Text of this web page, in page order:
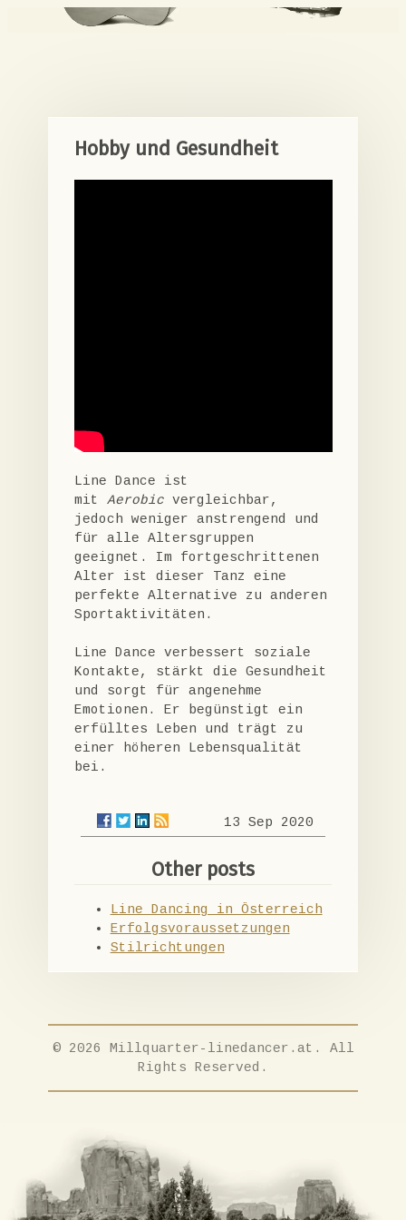
Hobby und Gesundheit
Line Dance ist
mit Aerobicvergleichbar,
jedoch weniger anstrengend und
für alle Altersgruppen
geeignet. Im fortgeschrittenen
Alter ist dieser Tanz eine
perfekte Alternative zu anderen
Sportaktivitäten.
Line Dance verbessert soziale
Kontakte, stärkt die Gesundheit
und sorgt für angenehme
Emotionen. Er begünstigt ein
erfülltes Leben und trägt zu
einer höheren Lebensqualität
bei.
13 Sep 2020
Other posts
Line Dancing in Österreich
Erfolgsvoraussetzungen
Stilrichtungen
© 2026 Millquarter-linedancer.at. All
Rights Reserved.